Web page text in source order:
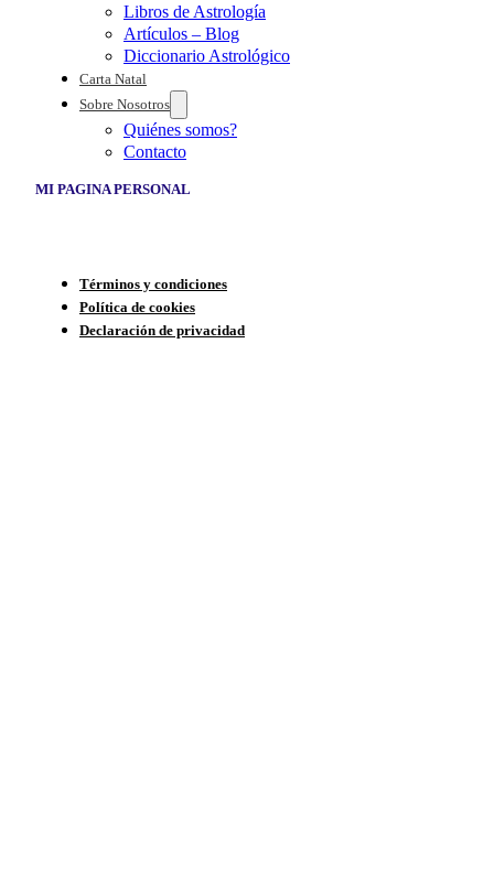
Libros de Astrología
Artículos – Blog
Diccionario Astrológico
Carta Natal
Sobre Nosotros
Quiénes somos?
Contacto
MI PAGINA PERSONAL
Términos y condiciones
Política de cookies
Declaración de privacidad